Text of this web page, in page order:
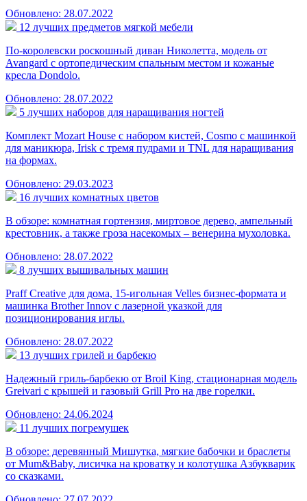
Обновлено: 28.07.2022
12 лучших предметов мягкой мебели
По-королевски роскошный диван Николетта, модель от
Avangard с ортопедическим спальным местом и кожаные
кресла Dondolo.
Обновлено: 28.07.2022
5 лучших наборов для наращивания ногтей
Комплект Mozart House с набором кистей, Cosmo с машинкой
для маникюра, Irisk с тремя пудрами и TNL для наращивания
на формах.
Обновлено: 29.03.2023
16 лучших комнатных цветов
В обзоре: комнатная гортензия, миртовое дерево, ампельный
крестовник, а также гроза насекомых – венерина мухоловка.
Обновлено: 28.07.2022
8 лучших вышивальных машин
Praff Creative для дома, 15-игольная Velles бизнес-формата и
машинка Brother Innov с лазерной указкой для
позиционирования иглы.
Обновлено: 28.07.2022
13 лучших грилей и барбекю
Надежный гриль-барбекю от Broil King, стационарная модель
Greivari с крышей и газовый Grill Pro на две горелки.
Обновлено: 24.06.2024
11 лучших погремушек
В обзоре: деревянный Мишутка, мягкие бабочки и браслеты
от Mum&Baby, лисичка на кроватку и колотушка Азбукварик
со сказками.